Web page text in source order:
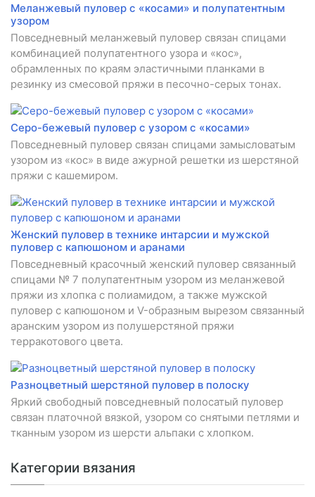
Меланжевый пуловер с «косами» и полупатентным
узором
Повседневный меланжевый пуловер связан спицами
комбинацией полупатентного узора и «кос»,
обрамленных по краям эластичными планками в
резинку из смесовой пряжи в песочно-серых тонах.
Серо-бежевый пуловер с узором с «косами»
Повседневный пуловер связан спицами замысловатым
узором из «кос» в виде ажурной решетки из шерстяной
пряжи с кашемиром.
Женский пуловер в технике интарсии и мужской
пуловер с капюшоном и аранами
Повседневный красочный женский пуловер связанный
спицами № 7 полупатентным узором из меланжевой
пряжи из хлопка с полиамидом, а также мужской
пуловер с капюшоном и V-образным вырезом связанный
аранским узором из полушерстяной пряжи
терракотового цвета.
Разноцветный шерстяной пуловер в полоску
Яркий свободный повседневный полосатый пуловер
связан платочной вязкой, узором со снятыми петлями и
тканным узором из шерсти альпаки с хлопком.
Категории вязания